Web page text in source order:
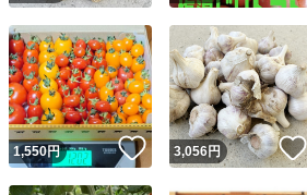
いね！
1,550円 いいね！
3,056円